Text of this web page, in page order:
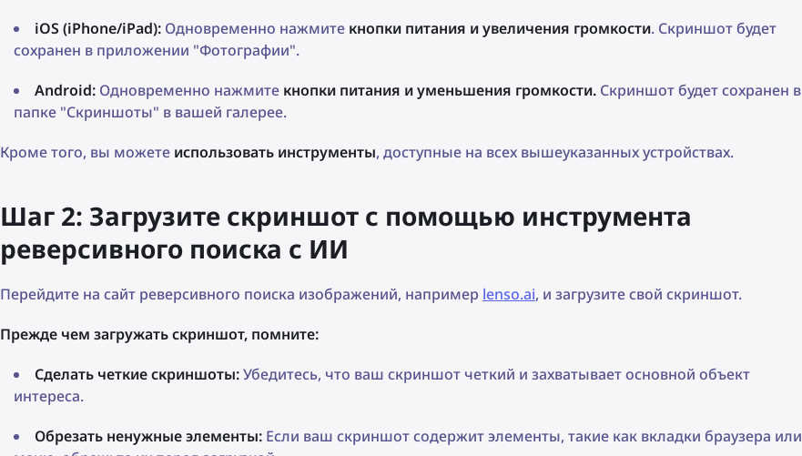
iOS (iPhone/iPad): Одновременно нажмите кнопки питания и увеличения громкости. Скриншот будет
сохранен в приложении "Фотографии".
Android: Одновременно нажмите кнопки питания и уменьшения громкости. Скриншот будет сохранен в
папке "Скриншоты" в вашей галерее.
Кроме того, вы можете использовать инструменты, доступные на всех вышеуказанных устройствах.
Шаг 2: Загрузите скриншот с помощью инструмента
реверсивного поиска с ИИ
Перейдите на сайт реверсивного поиска изображений, например lenso.ai, и загрузите свой скриншот.
Прежде чем загружать скриншот, помните:
Сделать четкие скриншоты:Убедитесь, что ваш скриншот четкий и захватывает основной объект
интереса.
Обрезать ненужные элементы: Если ваш скриншот содержит элементы, такие как вкладки браузера или